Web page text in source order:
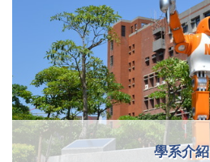
學系介紹